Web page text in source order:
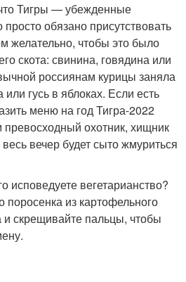
Тигры — убежденные
обязано присутствовать
желательно, чтобы это было
скота: свинина, говядина или
россиянам курицы заняла
гусь в яблоках. Если есть
меню на год Тигра-2022
охотник, хищник
вечер будет сыто жмуриться
исповедуете вегетарианство?
из картофельного
и скрещивайте пальцы, чтобы